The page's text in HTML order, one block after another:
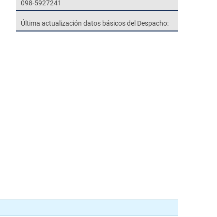
098-5927241
Última actualización datos básicos del Despacho: